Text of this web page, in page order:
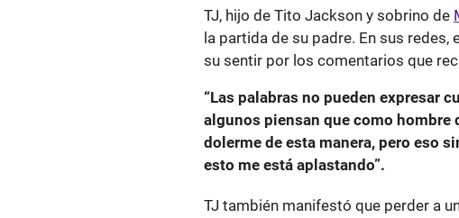
TJ, hijo de Tito Jackson y sobrino de
la partida de su padre. En sus
su sentir por los comentarios que
“Las palabras no pueden expresar
algunos piensan que como hombre
dolerme de esta manera, pero eso
esto me está aplastando”.
TJ también manifestó que perder a